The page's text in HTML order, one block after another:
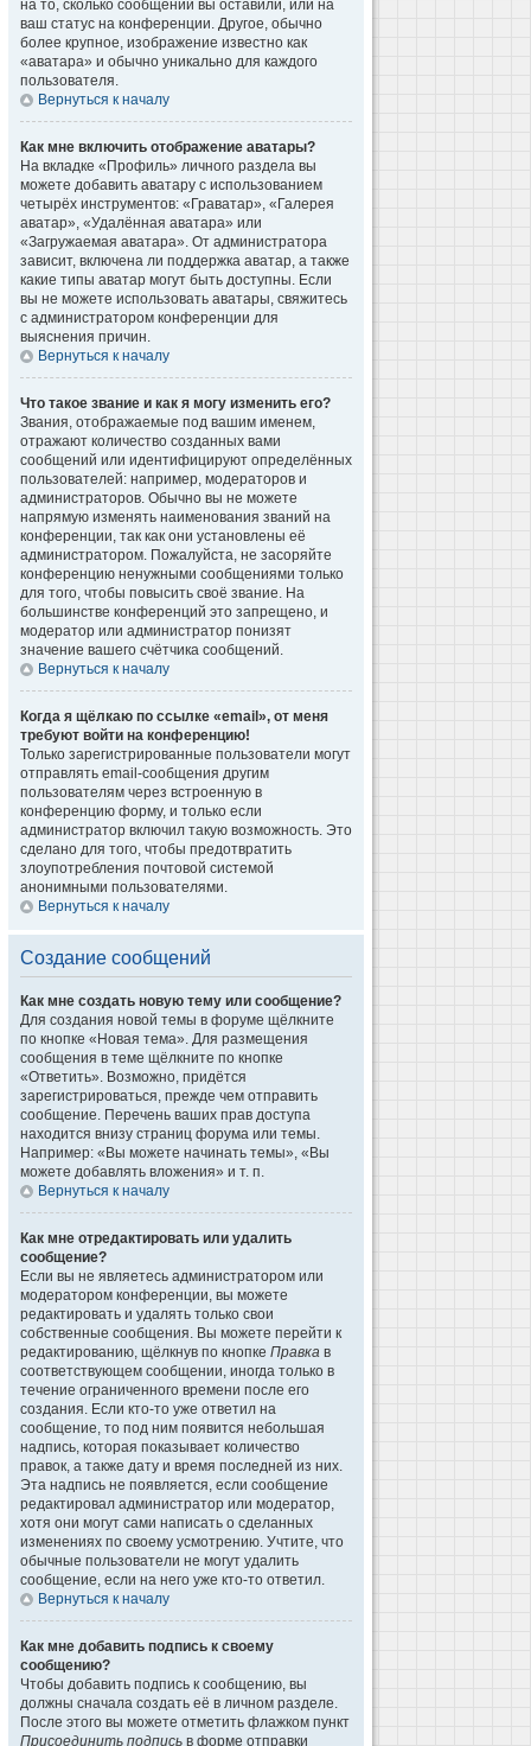
на то, сколько сообщений вы оставили, или на
ваш статус на конференции. Другое, обычно
более крупное, изображение известно как
«аватара» и обычно уникально для каждого
пользователя.
Вернуться к началу
Как мне включить отображение аватары?
На вкладке «Профиль» личного раздела вы
можете добавить аватару с использованием
четырёх инструментов: «Граватар», «Галерея
аватар», «Удалённая аватара» или
«Загружаемая аватара». От администратора
зависит, включена ли поддержка аватар, а также
какие типы аватар могут быть доступны. Если
вы не можете использовать аватары, свяжитесь
с администратором конференции для
выяснения причин.
Вернуться к началу
Что такое звание и как я могу изменить его?
Звания, отображаемые под вашим именем,
отражают количество созданных вами
сообщений или идентифицируют определённых
пользователей: например, модераторов и
администраторов. Обычно вы не можете
напрямую изменять наименования званий на
конференции, так как они установлены её
администратором. Пожалуйста, не засоряйте
конференцию ненужными сообщениями только
для того, чтобы повысить своё звание. На
большинстве конференций это запрещено, и
модератор или администратор понизят
значение вашего счётчика сообщений.
Вернуться к началу
Когда я щёлкаю по ссылке «email», от меня
требуют войти на конференцию!
Только зарегистрированные пользователи могут
отправлять email-сообщения другим
пользователям через встроенную в
конференцию форму, и только если
администратор включил такую возможность. Это
сделано для того, чтобы предотвратить
злоупотребления почтовой системой
анонимными пользователями.
Вернуться к началу
Создание сообщений
Как мне создать новую тему или сообщение?
Для создания новой темы в форуме щёлкните
по кнопке «Новая тема». Для размещения
сообщения в теме щёлкните по кнопке
«Ответить». Возможно, придётся
зарегистрироваться, прежде чем отправить
сообщение. Перечень ваших прав доступа
находится внизу страниц форума или темы.
Например: «Вы можете начинать темы», «Вы
можете добавлять вложения» и т. п.
Вернуться к началу
Как мне отредактировать или удалить
сообщение?
Если вы не являетесь администратором или
модератором конференции, вы можете
редактировать и удалять только свои
собственные сообщения. Вы можете перейти к
редактированию, щёлкнув по кнопке Правка в
соответствующем сообщении, иногда только в
течение ограниченного времени после его
создания. Если кто-то уже ответил на
сообщение, то под ним появится небольшая
надпись, которая показывает количество
правок, а также дату и время последней из них.
Эта надпись не появляется, если сообщение
редактировал администратор или модератор,
хотя они могут сами написать о сделанных
изменениях по своему усмотрению. Учтите, что
обычные пользователи не могут удалить
сообщение, если на него уже кто-то ответил.
Вернуться к началу
Как мне добавить подпись к своему
сообщению?
Чтобы добавить подпись к сообщению, вы
должны сначала создать её в личном разделе.
После этого вы можете отметить флажком пункт
Присоединить подпись в форме отправки